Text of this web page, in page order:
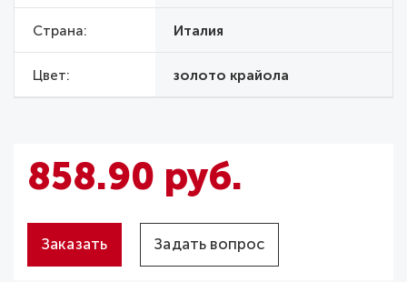
Страна Италия
Цвет золото крайола
858.90 руб.
Заказать Задать вопрос